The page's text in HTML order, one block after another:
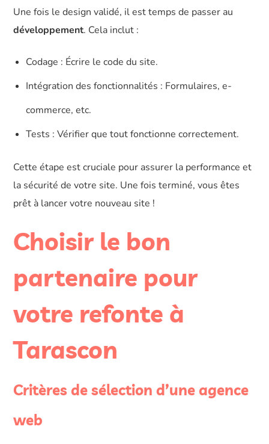
Une fois le design validé, il est temps de passer au
développement. Cela inclut :
Codage : Écrire le code du site.
Intégration des fonctionnalités : Formulaires, e-
commerce, etc.
Tests : Vérifier que tout fonctionne correctement.
Cette étape est cruciale pour assurer la performance et
la sécurité de votre site. Une fois terminé, vous êtes
prêt à lancer votre nouveau site !
Choisir le bon
partenaire pour
votre refonte à
Tarascon
Critères de sélection d’une agence
web